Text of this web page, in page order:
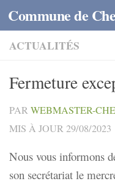
Skip to content
ACTUALITÉS
Fermeture
PAR WEBMASTER-
MIS À JOUR 29/08/2023
Nous vous informons
son secrétariat le